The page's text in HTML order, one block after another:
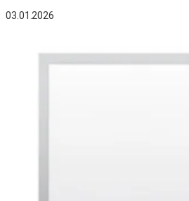
03.01.2026